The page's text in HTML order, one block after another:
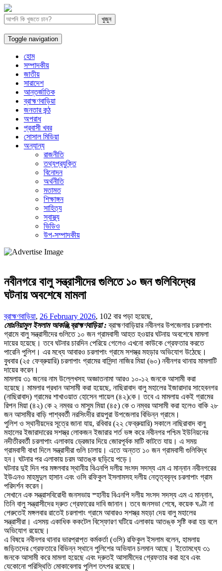
Toggle navigation
হোম
সম্পাদকীয়
জাতীয়
সারাদেশ
আন্তর্জাতিক
ব্রাহ্মণবাড়িয়া
জনতার কন্ঠ
অপরাধ
প্রবাসী খবর
সোসাল মিডিয়া
অন্যান্য
রাজনীতি
তথ্যপ্রযুক্তি
বিনোদন
অর্থনীতি
মতামত
শিক্ষাঙ্গন
সাহিত্য
স্বাস্থ্য
ভিডিও
উপ-সম্পাদকীয়
নবীনগরে বালু সন্ত্রাসীদের গুলিতে ১০ জন গুলিবিদ্ধের
ঘটনায় অবশেষে মামলা
ব্রাহ্মণবাড়িয়া, 26 February 2026, 102 বার পড়া হয়েছে,
মোঃনিয়ামুল ইসলাম আকঞ্জি,ব্রাহ্মণবাড়িয়া :ব্রাহ্মণবাড়িয়ার নবীনগর উপজেলার চরলাপাং
গ্রামে বালু সন্ত্রাসীদের গুলিতে ১০ জন গ্রামবাসী আহত হওয়ার ঘটনায় অবশেষে মামলা
দায়ের হয়েছে। তবে ঘটনার চারদিন পেরিয়ে গেলেও এখনো কাউকে গ্রেফতার করতে
পারেনি পুলিশ। এর মধ্যে আবারও চরলাপাং গ্রামে সশস্ত্র মহড়ার অভিযোগ উঠেছে।
বুধবার (২৫ ফেব্রুয়ারি) চরলাপাং গ্রামের বাসিন্দা নাজির মিয়া (৬০) নবীনগর থানায় মামলাটি
দায়ের করেন।
মামলায় ৩১ জনের নাম উল্লেখসহ অজ্ঞাতনামা আরও ১০-১২ জনকে আসামী করা
হয়েছে। মামলার প্রধান আসামী করা হয়েছে, নাছিরাবাদ বালু মহালের ইজারাদার সাহেবনগর
(নাছিরাবাদ) গ্রামের শাখাওয়াত হোসেন পায়েল (৪২)কে। তবে এ মামলায় একই গ্রামের
রিপন মিয়া (৪২) কে ২ নম্বর ও মাসুম মিয়া (৪৫) কে ৩ নম্বর আসামী করা হলেও বাকি ২৮
জন আসামীর বাড়ি পাশ্ববর্তী নরসিংদীর রায়পুরা উপজেলার বিভিন্ন গ্রামে।
পুলিশ ও স্থানীয়দের সূত্রে জানা যায়, রবিবার (২২ ফেব্রুয়ারি) সকালে নাছিরাবাদ বালু
মহালের ইজারাদারের সশস্ত্র লোকজন ইজারার শর্ত ভঙ্গ করে নবীনগর পশ্চিম ইউনিয়নের
নদীতীরবর্তী চরলাপাং এলাকায় ড্রেজার দিয়ে জোরপূর্বক মাটি কাটতে যায়। এ সময়
গ্রামবাসী বাধা দিলে সন্ত্রাসীরা গুলি চালায়। এতে অন্তত ১০ জন গ্রামবাসী গুলিবিদ্ধ
হন। ঘটনার পর এলাকায় চরম আতঙ্ক ছড়িয়ে পড়ে।
ঘটনার দুই দিন পর মঙ্গলবার স্থানীয় বিএনপি দলীয় সংসদ সদস্য এম এ মান্নান নবীনগরের
ইউএনও মাহমুদুল হাসান এবং ওসি রফিকুল ইসলামসহ দলীয় নেতৃত্ববৃন্ধ চরলাপাং গ্রাম
পরিদর্শন করেন।
সেখানে এক সন্ত্রাসবিরোধী জনসভায় স্হানীয় বিএনপি দলীয় সংসদ সদস্য এম এ মান্নান,
তিনি বালু সন্ত্রাসীদের দ্রুত গ্রেফারের দাবি জানান। তবে জনসভা শেষে, কয়েক ঘণ্টা না
পেরুতেই মঙ্গলবার রাতেই চরলাপাং গ্রামে আবারও সশস্ত্র মহড়া দেয় বালু মহালের
সন্ত্রাসীরা। এসময় একাধিক ককটেল বিস্ফোরণ ঘটিয়ে এলাকায় আতঙ্ক সৃষ্টি করা হয় বলে
অভিযোগ রয়েছে।
এ বিষয়ে নবীনগর থানার ভারপ্রাপ্ত কর্মকর্তা (ওসি) রফিকুল ইসলাম বলেন, হামলায়
জড়িতদের গ্রেফতারে বিভিন্ন স্থানে পুলিশের অভিযান চলমান আছে। ইতোমধ্যে ৩১
জনকে আসামী করে মামলা হয়েছে এবং দ্রুতই আসামীদের গ্রেফতার করা হবে এবং
যেকোনো পরিস্থিতি মোকাবেলায় পুলিশ তৎপর রয়েছে।